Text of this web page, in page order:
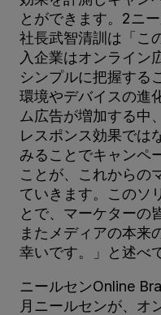
とができます。2ニ
社長武智清訓は「こ
入企業はオンライン
シンプルに把握する
環境やデバイスの進
ム広告が増加する中
レスポンス効果では
みることでキャンペ
ことが、これからの
ていきます。このソ
とで、マーケターの
またメディアの本来
幸いです。」と述べ
ニールセンOnline
月ニールセンが、オ